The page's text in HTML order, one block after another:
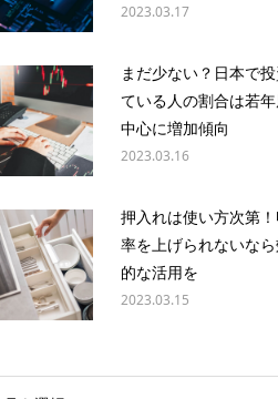
2023.03.17
まだ少ない？日本で
ている人の割合は若
中心に増加傾向
2023.03.16
押入れは使い方次第
率を上げられないな
的な活用を
2023.03.15